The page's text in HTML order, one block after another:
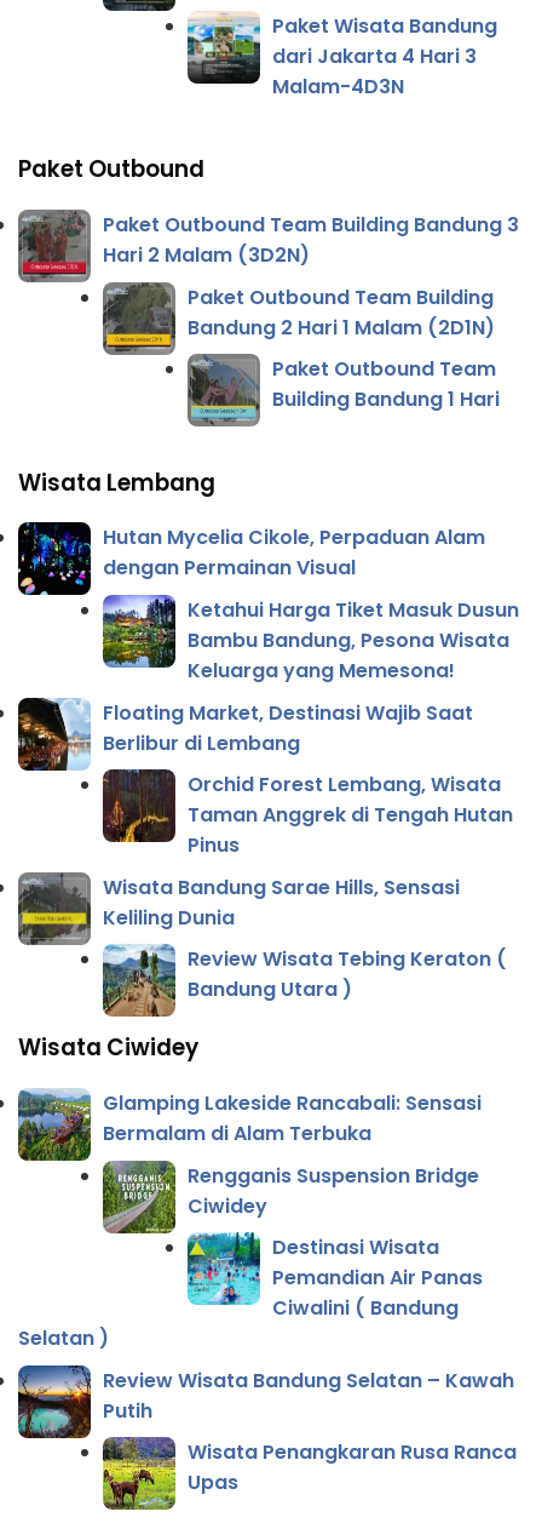
Paket Wisata Bandung
dari Jakarta 4 Hari 3
Malam-4D3N
Paket Outbound
Paket Outbound Team Building Bandung 3
Hari 2 Malam (3D2N)
Paket Outbound Team Building
Bandung 2 Hari 1 Malam (2D1N)
Paket Outbound Team
Building Bandung 1 Hari
Wisata Lembang
Hutan Mycelia Cikole, Perpaduan Alam
dengan Permainan Visual
Ketahui Harga Tiket Masuk Dusun
Bambu Bandung, Pesona Wisata
Keluarga yang Memesona!
Floating Market, Destinasi Wajib Saat
Berlibur di Lembang
Orchid Forest Lembang, Wisata
Taman Anggrek di Tengah Hutan
Pinus
Wisata Bandung Sarae Hills, Sensasi
Keliling Dunia
Review Wisata Tebing Keraton (
Bandung Utara )
Wisata Ciwidey
Glamping Lakeside Rancabali: Sensasi
Bermalam di Alam Terbuka
Rengganis Suspension Bridge
Ciwidey
Destinasi Wisata
Pemandian Air Panas
Ciwalini ( Bandung
Selatan )
Review Wisata Bandung Selatan – Kawah
Putih
Wisata Penangkaran Rusa Ranca
Upas